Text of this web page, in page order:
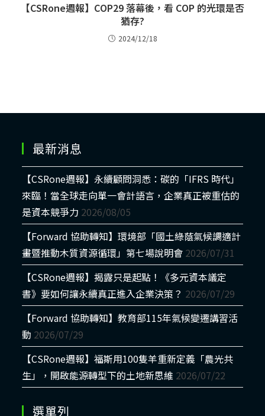
【CSRone週報】COP29 落幕後，看 COP 的光環是否
猶存?
2024/12/18
最新消息
【CSRone週報】永續顧問洞悉：碳的「IFRS 時代」
來臨！當全球走向單一會計語言，企業真正被重估的
是資本競爭力 2026/08/05
【Forward 協助轉知】環境部「國土綠蔭氣候調適計
畫暨推動木質資源循環」第七場說明會 2026/07/31
【CSRone週報】揭露只是起點！《多元資本議定
書》要如何讓永續真正進入企業決策？ 2026/07/29
【Forward 協助轉知】教育部115年氣候變遷講習活
動 2026/07/29
【CSRone週報】福斯用100隻羊重新定義「農光共
生」，開啟能源轉型下的土地新思維 2026/07/22
選單列